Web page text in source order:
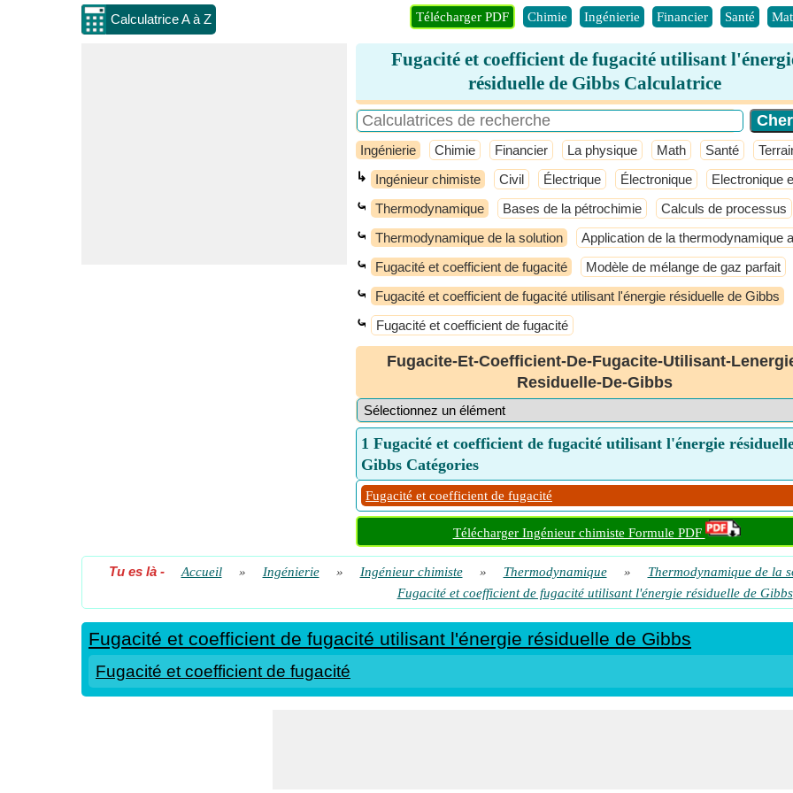
Calculatrice A à Z Télécharger PDF Chimie Ingénierie Financier Santé
Fugacité et coefficient de fugacité utilisant
résiduelle de Gibbs Calculatrice
Ingénierie Chimie Financier La physique Math Santé
↳ Ingénieur chimiste Civil Électrique Électronique Electronique
⤿ Thermodynamique Bases de la pétrochimie Calculs de processus
⤿ Thermodynamique de la solution Application de la thermodynamique
⤿ Fugacité et coefficient de fugacité Modèle de mélange de gaz parfait
⤿ Fugacité et coefficient de fugacité utilisant l'énergie résiduelle de Gibbs
⤿ Fugacité et coefficient de fugacité
Fugacite-Et-Coefficient-De-Fugacite-Utilisant-
Residuelle-De-Gibbs
1 Fugacité et coefficient de fugacité utilisant l'énergie
Gibbs Catégories
Fugacité et coefficient de fugacité
Télécharger Ingénieur chimiste Formule PDF
Tu es là- Accueil » Ingénierie » Ingénieur chimiste » Thermodynamique » Thermodynamique de la
Fugacité et coefficient de fugacité utilisant l'énergie résiduelle de Gibbs
Fugacité et coefficient de fugacité utilisant l'énergie résiduelle de Gibbs
Fugacité et coefficient de fugacité